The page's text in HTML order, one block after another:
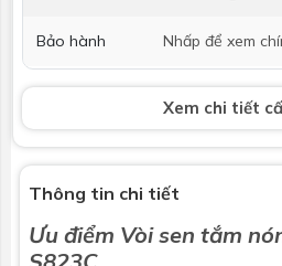
Bảo hành Nhấp để xem
Tay sen
Chức năng 3 chế độ
Massage Không
Tăng áp Không
Xem chi tiết
Thông tin chi tiết
Ưu điểm Vòi sen tắm